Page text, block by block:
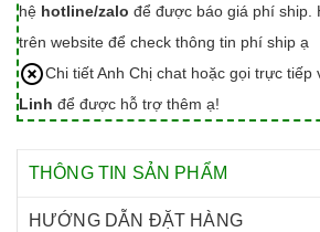
hệ hotline/zalo để được báo giá phí ship.
trên website để check thông tin phí ship ạ
Chi tiết Anh Chị chat hoặc gọi trực tiếp
Linh để được hỗ trợ thêm ạ!
THÔNG TIN SẢN PHẨM
HƯỚNG DẪN ĐẶT HÀNG